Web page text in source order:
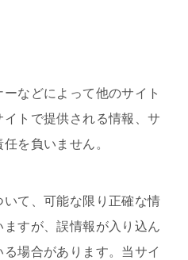
などによって他のサイト
トで提供される情報、サ
を負いません。
て、可能な限り正確な情
すが、誤情報が入り込ん
場合があります。当サイ